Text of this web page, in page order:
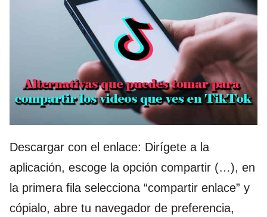
Descargar con el enlace: Dirígete a la
aplicación, escoge la opción compartir (…), en
la primera fila selecciona “compartir enlace” y
cópialo, abre tu navegador de preferencia,